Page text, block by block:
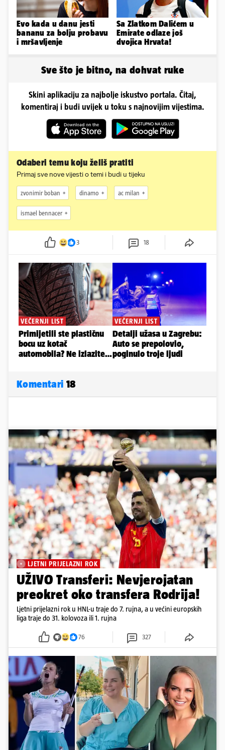
Evo kada u danu jesti
bananu za bolju probavu
i mršavljenje
Sa Zlatkom Dalićem u
Emirate odlaze još
dvojica Hrvata!
Sve što je bitno, na dohvat ruke
Skini aplikaciju za najbolje iskustvo portala. Čitaj,
komentiraj i budi uvijek u toku s najnovijim vijestima.
Odaberi temu koju želiš pratiti
Primaj sve nove vijesti o temi i budi u tijeku
zvonimir boban dinamo ac milan
ismael bennacer
3 18
Komentari 18
LJETNI PRIJELAZNI ROK
UŽIVO Transferi: Nevjerojatan
preokret oko transfera Rodrija!
Ljetni prijelazni rok u HNL-u traje do 7. rujna, a u većini europskih
liga traje do 31. kolovoza ili 1. rujna
76 327